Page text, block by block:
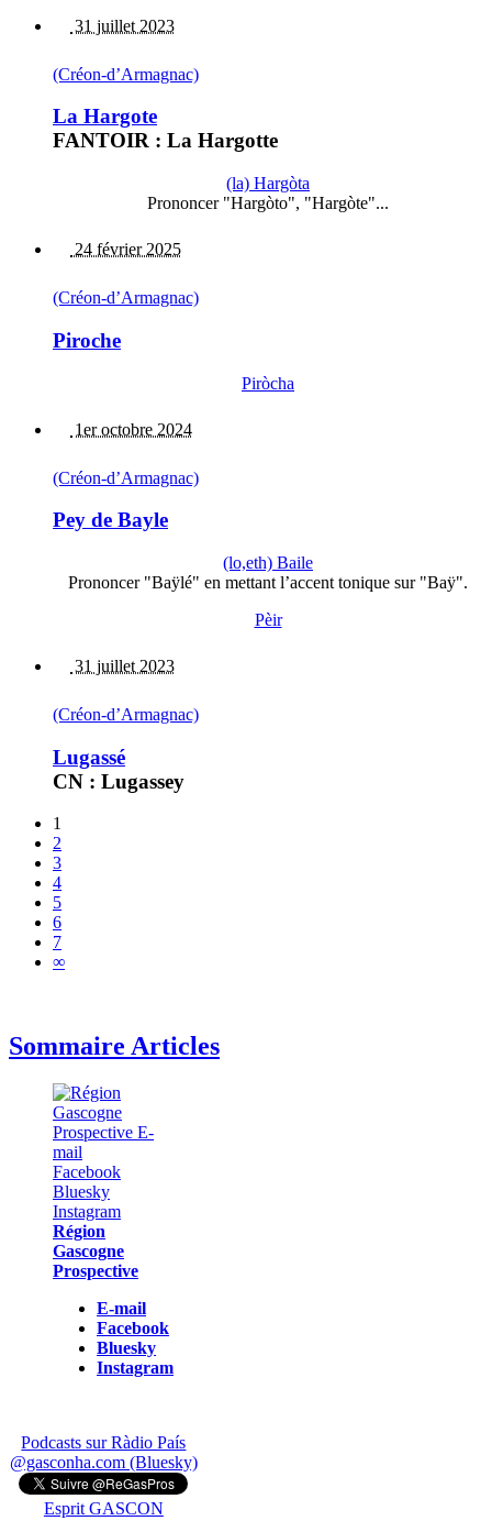
31 juillet 2023
(Créon-d’Armagnac)
La Hargote
FANTOIR : La Hargotte
(la) Hargòta
Prononcer "Hargòto", "Hargòte"...
24 février 2025
(Créon-d’Armagnac)
Piroche
Piròcha
1er octobre 2024
(Créon-d’Armagnac)
Pey de Bayle
(lo,eth) Baile
Prononcer "Baÿlé" en mettant l’accent tonique sur "Baÿ".
Pèir
31 juillet 2023
(Créon-d’Armagnac)
Lugassé
CN : Lugassey
1
2
3
4
5
6
7
∞
Sommaire Articles
Région
Gascogne
Prospective
E-mail
Facebook
Bluesky
Instagram
Podcasts sur Ràdio País
@gasconha.com (Bluesky)
Esprit GASCON